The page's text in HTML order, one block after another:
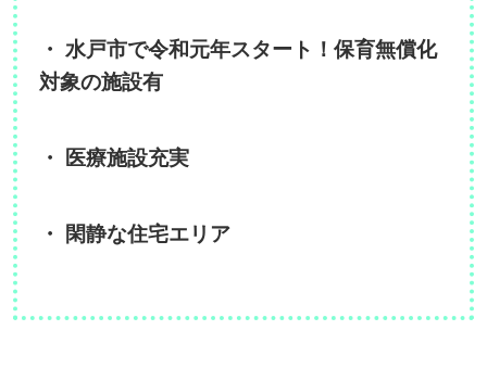
・ 水戸市で令和元年スタート！保育無償化
対象の施設有
・ 医療施設充実
・ 閑静な住宅エリア